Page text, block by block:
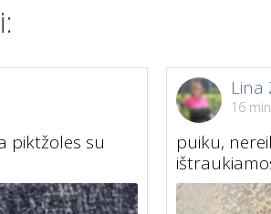
piktžoles su
Lina
16 min
puiku,